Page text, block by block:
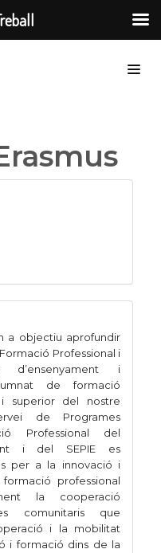
a objectiu aprofundir
Professional i
d’ensenyament i
de formació
superior del nostre
de Programes
Professional del
i del SEPIE es
per a la innovació i
professional
la cooperació
comunitaris que
i la mobilitat
i formació dins de la